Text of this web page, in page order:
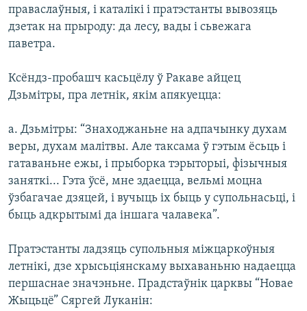
праваслаўныя, і каталікі і пратэстанты вывозяць
дзетак на прыроду: да лесу, вады і сьвежага
паветра.
Ксёндз-пробашч касьцёлу ў Ракаве айцец
Дзьмітры, пра летнік, якім апякуецца:
а. Дзьмітры: “Знаходжаньне на адпачынку духам
веры, духам малітвы. Але таксама ў гэтым ёсьць і
гатаваньне ежы, і прыборка тэрыторыі, фізычныя
заняткі... Гэта ўсё, мне здаецца, вельмі моцна
ўзбагачае дзяцей, і вучыць іх быць у супольнасьці, і
быць адкрытымі да іншага чалавека”.
Пратэстанты ладзяць супольныя міжцаркоўныя
летнікі, дзе хрысьціянскаму выхаваньню надаецца
першаснае значэньне. Прадстаўнік царквы “Новае
Жыцьцё” Сяргей Луканін: